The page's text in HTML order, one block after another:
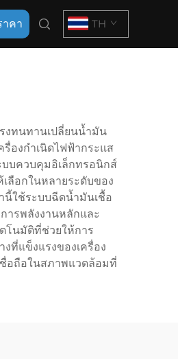
าคา TH
งทนทานเปลี่ยนน้ำมัน
องกำเนิดไฟฟ้ากระแส
บบควบคุมอิเล็กทรอนิกส์
ลือกในหลายระดับของ
นี้ใช้ระบบฉีดน้ำมันเชื้อ
ารพลังงานหลักและ
โนมัติที่ช่วยให้การ
ที่แข็งแรงของเครื่อง
อถือในสภาพแวดล้อมที่